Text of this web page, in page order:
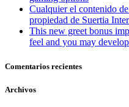
Cualquier el contenido
propiedad de Suertia
This new greet bonus
feel and you may
Comentarios recientes
Archivos